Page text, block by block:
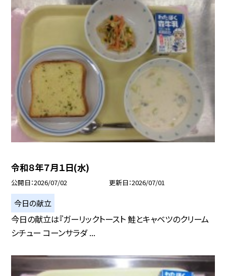
令和８年７月１日(水)
公開日 2026/07/02 更新日 2026/07/01
今日の献立
今日の献立は『ガーリックトースト 鮭とキャベツのクリーム
シチュー コーンサラダ ...